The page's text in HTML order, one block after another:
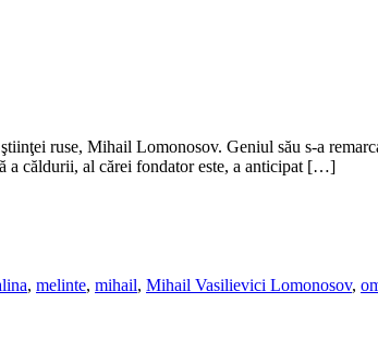
ruse, Mihail Lomonosov. Geniul său s-a
a căldurii, al cărei fondator este, a anticipat […]
, melinte, mihail, Mihail Vasilievici Lomonosov,